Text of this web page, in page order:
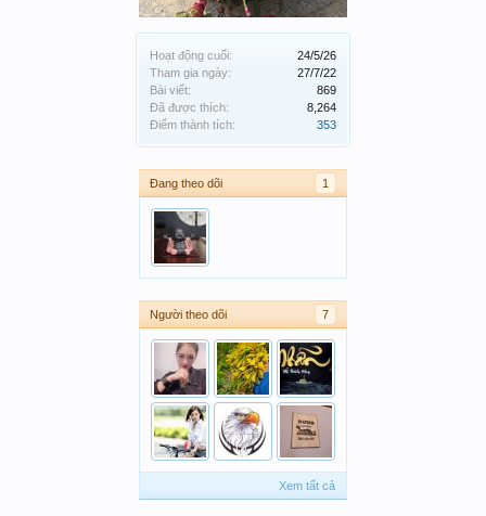
Hoạt động cuối:
24/5/26
Tham gia ngày:
27/7/22
Bài viết:
869
Đã được thích:
8,264
Điểm thành tích:
353
Đang theo dõi 1
Người theo dõi 7
Xem tất cả